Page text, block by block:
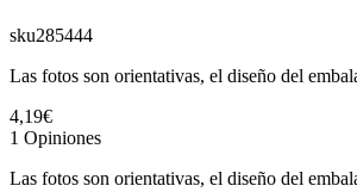
sku285444
Las fotos son orientativas, el diseño del
4,19€
1 Opiniones
Las fotos son orientativas, el diseño del